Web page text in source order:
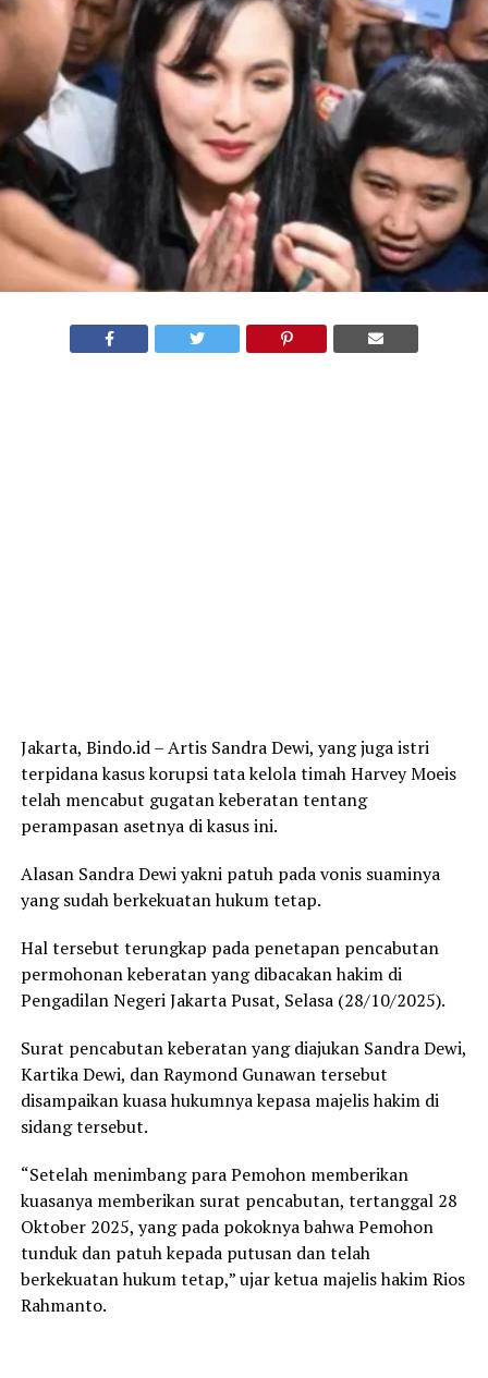
Jakarta, Bindo.id – Artis Sandra Dewi, yang juga istri
terpidana kasus korupsi tata kelola timah Harvey Moeis
telah mencabut gugatan keberatan tentang
perampasan asetnya di kasus ini.
Alasan Sandra Dewi yakni patuh pada vonis suaminya
yang sudah berkekuatan hukum tetap.
Hal tersebut terungkap pada penetapan pencabutan
permohonan keberatan yang dibacakan hakim di
Pengadilan Negeri Jakarta Pusat, Selasa (28/10/2025).
Surat pencabutan keberatan yang diajukan Sandra Dewi,
Kartika Dewi, dan Raymond Gunawan tersebut
disampaikan kuasa hukumnya kepasa majelis hakim di
sidang tersebut.
“Setelah menimbang para Pemohon memberikan
kuasanya memberikan surat pencabutan, tertanggal 28
Oktober 2025, yang pada pokoknya bahwa Pemohon
tunduk dan patuh kepada putusan dan telah
berkekuatan hukum tetap,” ujar ketua majelis hakim Rios
Rahmanto.